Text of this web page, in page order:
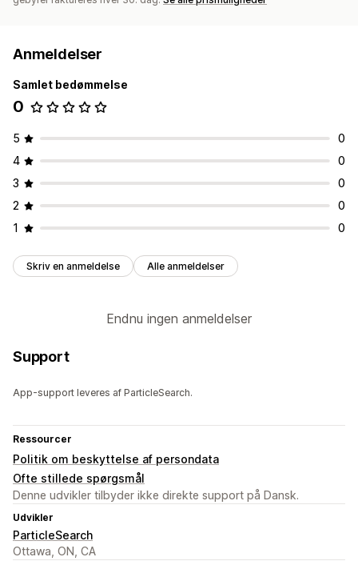
Anmeldelser
Samlet bedømmelse
0
5
0
4
0
3
0
2
0
1
0
Skriv en anmeldelse Alle anmeldelser
Endnu ingen anmeldelser
Support
App-support leveres af ParticleSearch.
Ressourcer
Politik om beskyttelse af persondata
Ofte stillede spørgsmål
Denne udvikler tilbyder ikke direkte support på Dansk.
Udvikler
ParticleSearch
Ottawa, ON, CA